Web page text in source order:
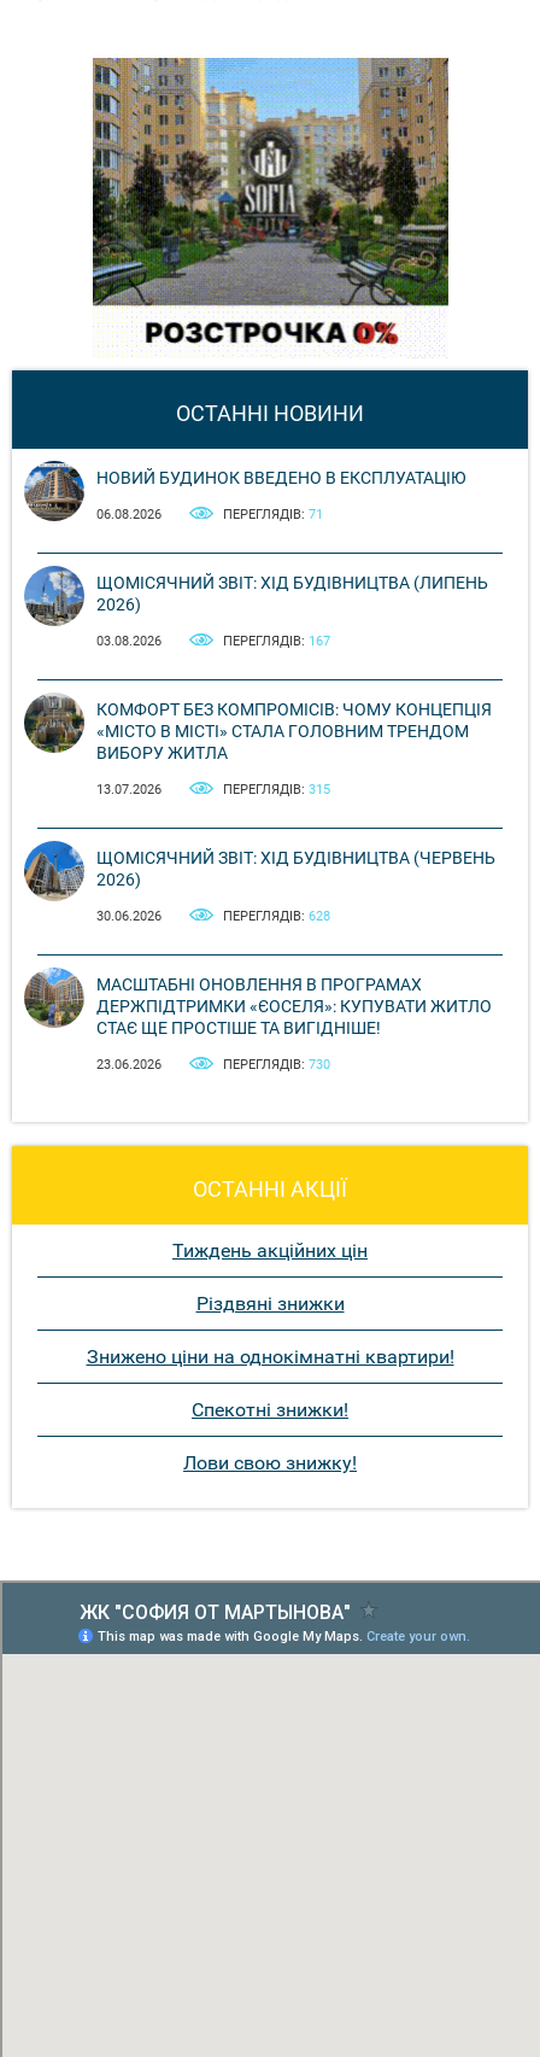
ОСТАННІ НОВИНИ
НОВИЙ БУДИНОК ВВЕДЕНО В ЕКСПЛУАТАЦІЮ
06.08.2026 ПЕРЕГЛЯДІВ: 71
ЩОМІСЯЧНИЙ ЗВІТ: ХІД БУДІВНИЦТВА (ЛИПЕНЬ
2026)
03.08.2026 ПЕРЕГЛЯДІВ: 167
КОМФОРТ БЕЗ КОМПРОМІСІВ: ЧОМУ КОНЦЕПЦІЯ
«МІСТО В МІСТІ» СТАЛА ГОЛОВНИМ ТРЕНДОМ
ВИБОРУ ЖИТЛА
13.07.2026 ПЕРЕГЛЯДІВ: 315
ЩОМІСЯЧНИЙ ЗВІТ: ХІД БУДІВНИЦТВА (ЧЕРВЕНЬ
2026)
30.06.2026 ПЕРЕГЛЯДІВ: 628
МАСШТАБНІ ОНОВЛЕННЯ В ПРОГРАМАХ
ДЕРЖПІДТРИМКИ «ЄОСЕЛЯ»: КУПУВАТИ ЖИТЛО
СТАЄ ЩЕ ПРОСТІШЕ ТА ВИГІДНІШЕ!
23.06.2026 ПЕРЕГЛЯДІВ: 730
ОСТАННІ АКЦІЇ
Тиждень акційних цін
Різдвяні знижки
Знижено ціни на однокімнатні квартири!
Спекотні знижки!
Лови свою знижку!